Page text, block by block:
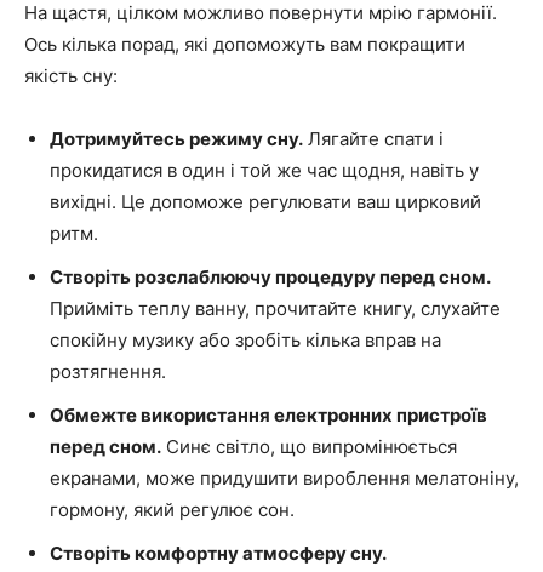
На щастя, цілком можливо повернути мрію гармонії.
Ось кілька порад, які допоможуть вам покращити
якість сну:
Дотримуйтесь режиму сну. Лягайте спати і
прокидатися в один і той же час щодня, навіть у
вихідні. Це допоможе регулювати ваш цирковий
ритм.
Створіть розслаблюючу процедуру перед сном.
Прийміть теплу ванну, прочитайте книгу, слухайте
спокійну музику або зробіть кілька вправ на
розтягнення.
Обмежте використання електронних пристроїв
перед сном. Синє світло, що випромінюється
екранами, може придушити вироблення мелатоніну,
гормону, який регулює сон.
Створіть комфортну атмосферу сну.